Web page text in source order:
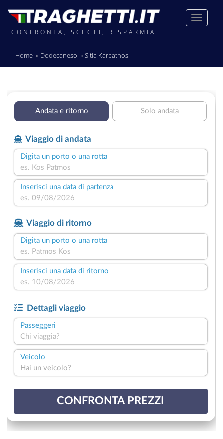
CONFRONTA, SCEGLI, RISPARMIA
Home Dodecaneso Sitia Karpathos